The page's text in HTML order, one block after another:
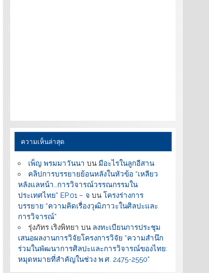
ความเห็นล่าสุด
เพ็ญ พรมมาวันนา บน มีอะไรในลูกอีสาน
คลิปการบรรยายย้อนหลังในหัวข้อ “เหลียว
หลังแลหน้า…การวิจารณ์วรรณกรรมใน
ประเทศไทย” EP.01 – จ บน โครงร่างการ
บรรยาย “ความคิดเรื่องวุฒิภาวะในศิลปะและ
การวิจารณ์”
รุ่งภัทร เริงพิทยา บน ลงทะเบียนการประชุม
เสนอผลงานการวิจัยโครงการวิจัย “ความสำนึก
ร่วมในพัฒนาการศิลปะและการวิจารณ์ของไทย:
หมุดหมายที่สำคัญในช่วง พ.ศ. 2475-2550”